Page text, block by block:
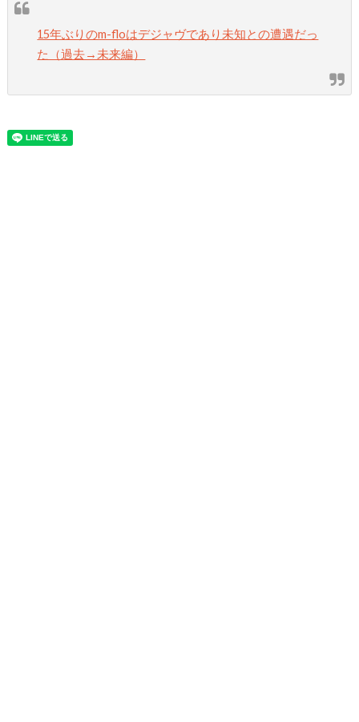
15年ぶりのm-floはデジャヴであり未知との遭遇だっ
た（過去→未来編）